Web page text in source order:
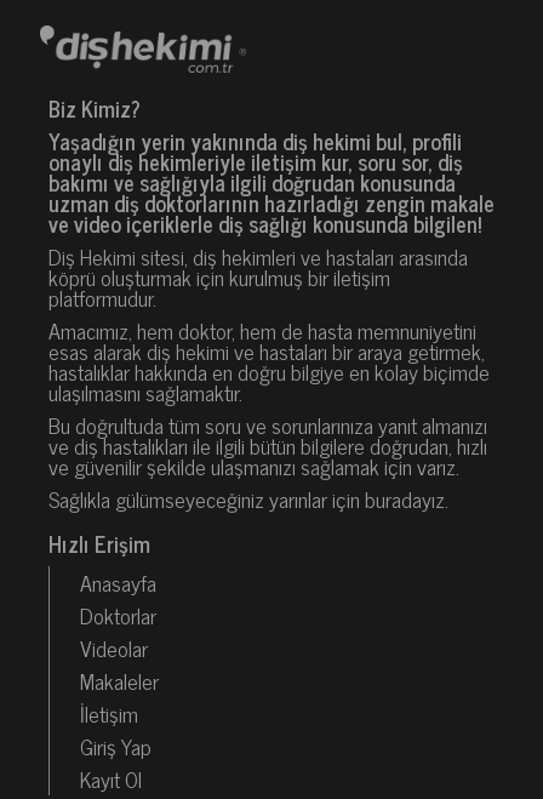
Biz Kimiz?
Yaşadığın yerin yakınında diş hekimi bul, profili
onaylı diş hekimleriyle iletişim kur, soru sor, diş
bakımı ve sağlığıyla ilgili doğrudan konusunda
uzman diş doktorlarının hazırladığı zengin makale
ve video içeriklerle diş sağlığı konusunda bilgilen!
Diş Hekimi sitesi, diş hekimleri ve hastaları arasında
köprü oluşturmak için kurulmuş bir iletişim
platformudur.
Amacımız, hem doktor, hem de hasta memnuniyetini
esas alarak diş hekimi ve hastaları bir araya getirmek,
hastalıklar hakkında en doğru bilgiye en kolay biçimde
ulaşılmasını sağlamaktır.
Bu doğrultuda tüm soru ve sorunlarınıza yanıt almanızı
ve diş hastalıkları ile ilgili bütün bilgilere doğrudan, hızlı
ve güvenilir şekilde ulaşmanızı sağlamak için varız.
Sağlıkla gülümseyeceğiniz yarınlar için buradayız.
Hızlı Erişim
Anasayfa
Doktorlar
Videolar
Makaleler
İletişim
Giriş Yap
Kayıt Ol